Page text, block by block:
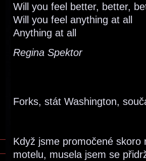
Will you feel better, better,
Will you feel anything at all
Anything at all
Regina Spektor
Forks, stát Washington,
Když jsme promočené
motelu, musela jsem se